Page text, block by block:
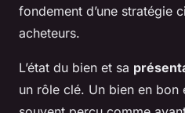
fondement d’une stratégie
acheteurs.
L’état du bien et sa
un rôle clé. Un bien en bon